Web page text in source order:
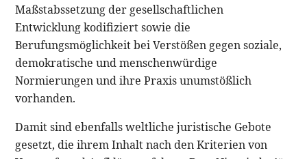
Maßstabssetzung der gesellschaftlichen
Entwicklung kodifiziert sowie die
Berufungsmöglichkeit bei Verstößen gegen soziale,
demokratische und menschenwürdige
Normierungen und ihre Praxis unumstößlich
vorhanden.
Damit sind ebenfalls weltliche juristische Gebote
gesetzt, die ihrem Inhalt nach den Kriterien von